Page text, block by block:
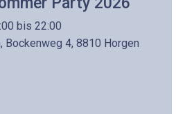
bis 22:00
Bockenweg 4, 8810 Horgen